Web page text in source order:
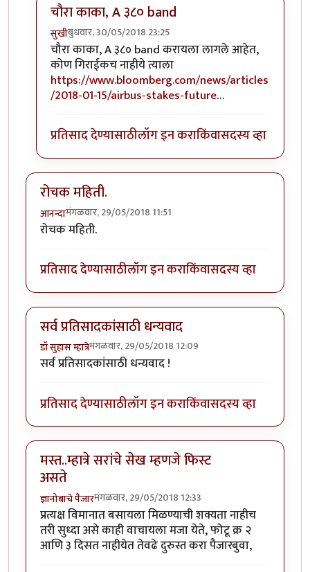
चौरा काका, A ३८० band
सुखीबुधवार, 30/05/2018 23:25
In reply toआभार ..byचौकटराजा
चौरा काका, A ३८० band करायला लागले आहेत,
कोण गिराईकच नाहीये त्याला
https://www.bloomberg.com/news/articles
/2018-01-15/airbus-stakes-future…
प्रतिसाद देण्यासाठीलॉग इन कराकिंवासदस्य व्हा
रोचक महिती.
आनन्दामंगळवार, 29/05/2018 11:51
रोचक महिती.
प्रतिसाद देण्यासाठीलॉग इन कराकिंवासदस्य व्हा
सर्व प्रतिसादकांसाठी धन्यवाद
डॉ सुहास म्हात्रेमंगळवार, 29/05/2018 12:09
सर्व प्रतिसादकांसाठी धन्यवाद !
प्रतिसाद देण्यासाठीलॉग इन कराकिंवासदस्य व्हा
मस्त..म्हात्रे सरांचे सेख म्हणजे फिस्ट
असते
ज्ञानोबाचे पैजारमंगळवार, 29/05/2018 12:33
प्रत्यक्ष विमानात बसायला मिळण्याची शक्यता नाहीच
तरी सुध्दा असे काही वाचायला मजा येते, फोटू क्र २
आणि ३ दिसत नाहीयेत तेवढे दुरुस्त करा पैजारबुवा,